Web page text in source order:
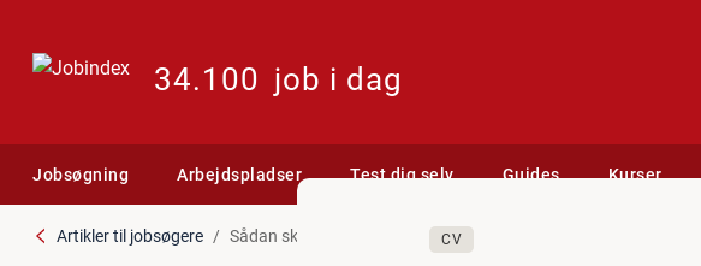
34.100 job i dag
Jobsøgning Arbejdspladser Test dig selv Guides Kurser
Artikler til jobsøgere Sådan skriver du CV-profilteksten, der får dig til samtale
CV